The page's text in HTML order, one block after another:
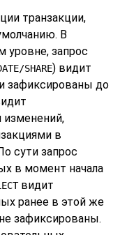
транзакции,
В
уровне, запрос
SHARE) видит
зафиксированы до
изменений,
в
сути запрос
в момент начала
видит
ранее в этой же
зафиксированы.